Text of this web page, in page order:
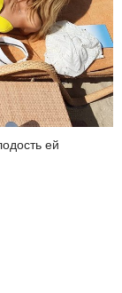
ей